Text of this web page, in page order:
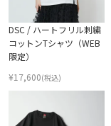
DSC / ハートフリル刺繍
コットンTシャツ（WEB
限定）
¥17,600(税込)